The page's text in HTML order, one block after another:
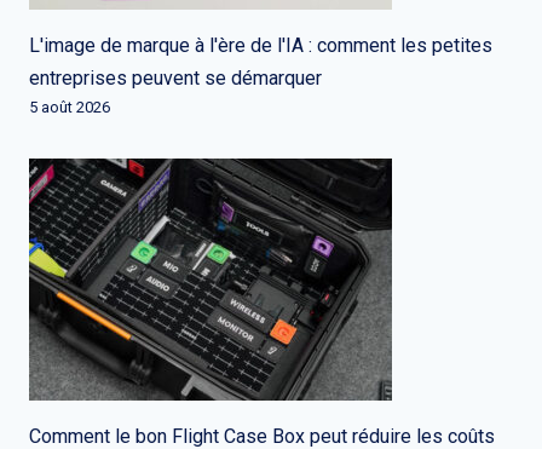
L'image de marque à l'ère de l'IA : comment les petites
entreprises peuvent se démarquer
5 août 2026
Comment le bon Flight Case Box peut réduire les coûts